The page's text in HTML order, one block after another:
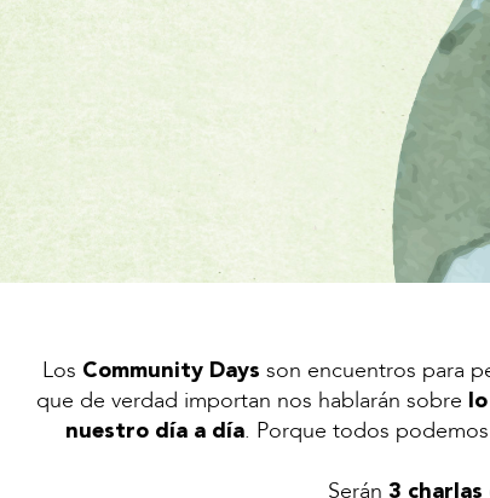
Los Community Days son encuentros para
que de verdad importan nos hablarán sobre
nuestro día a día. Porque todos
Serán 3